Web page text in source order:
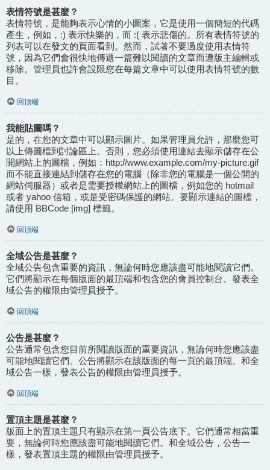
表情符號是甚麼？
表情符號，是能夠表示心情的小圖案，它是使用一個簡短的代碼
產生，例如，:) 表示快樂的，而 :( 表示悲傷的。所有表情符號的
列表可以在發文的頁面看到。然而，試著不要過度使用表情符
號，因為它們會很快地傳遞一篇難以閱讀的文章而遭版主編輯或
移除。管理員也許會設限您在每篇文章中可以使用表情符號的數
目。
回頂端
我能貼圖嗎？
是的，在您的文章中可以顯示圖片。如果管理員允許，那麼您可
以上傳圖檔到討論區上。否則，您必須使用連結去顯示儲存在公
開網站上的圖檔，例如：http://www.example.com/my-picture.gif
而不能直接連結到儲存在您的電腦（除非您的電腦是一個公開的
網站伺服器）或者是需要授權網站上的圖檔，例如您的 hotmail
或者 yahoo 信箱，或是受密碼保護的網站。要顯示連結的圖檔，
請使用 BBCode [img] 標籤。
回頂端
全域公告是甚麼？
全域公告包含重要的資訊，無論何時您應該盡可能地閱讀它們。
它們將顯示在每個版面的最頂端和包含您的會員控制台。發表全
域公告的權限由管理員授予。
回頂端
公告是甚麼？
公告通常包含您目前所閱讀版面的重要資訊，無論何時您應該盡
可能地閱讀它們。公告將顯示在該版面的每一頁的最頂端。和全
域公告一樣，發表公告的權限由管理員授予。
回頂端
置頂主題是甚麼？
版面上的置頂主題只有顯示在第一頁公告底下。它們通常相當重
要，無論何時您應該盡可能地閱讀它們。和全域公告，公告一
樣，發表置頂主題的權限由管理員授予。